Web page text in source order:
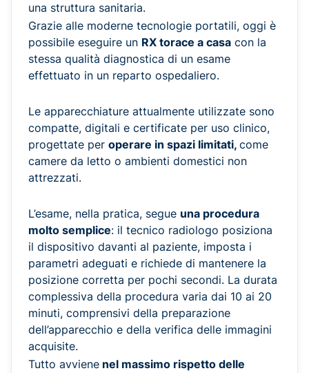
una struttura sanitaria.
Grazie alle moderne tecnologie portatili, oggi è
possibile eseguire un RX torace a casa con la
stessa qualità diagnostica di un esame
effettuato in un reparto ospedaliero.
Le apparecchiature attualmente utilizzate sono
compatte, digitali e certificate per uso clinico,
progettate per operare in spazi limitati, come
camere da letto o ambienti domestici non
attrezzati.
L’esame, nella pratica, segue una procedura
molto semplice: il tecnico radiologo posiziona
il dispositivo davanti al paziente, imposta i
parametri adeguati e richiede di mantenere la
posizione corretta per pochi secondi. La durata
complessiva della procedura varia dai 10 ai 20
minuti, comprensivi della preparazione
dell’apparecchio e della verifica delle immagini
acquisite.
Tutto avviene nel massimo rispetto delle